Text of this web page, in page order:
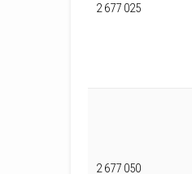
2 677 025
2 677 050